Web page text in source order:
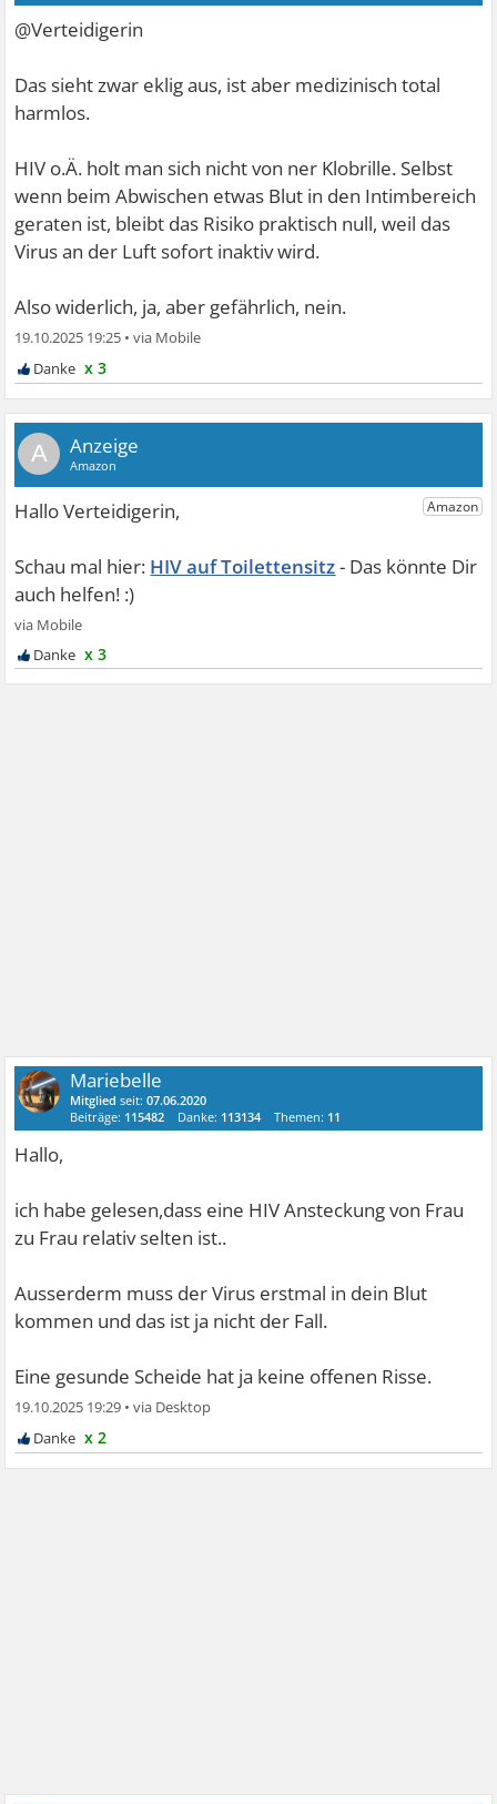
@Verteidigerin
Das sieht zwar eklig aus, ist aber medizinisch total
harmlos.
HIV o.Ä. holt man sich nicht von ner Klobrille. Selbst
wenn beim Abwischen etwas Blut in den Intimbereich
geraten ist, bleibt das Risiko praktisch null, weil das
Virus an der Luft sofort inaktiv wird.
Also widerlich, ja, aber gefährlich, nein.
19.10.2025 19:25 •
x 3
A
HIV auf Toilettensitz
x 3
Mariebelle
Mitglied seit:07.06.2020
Beiträge: 115482 Danke: 113134 Themen: 11
Hallo,
ich habe gelesen,dass eine HIV Ansteckung von Frau
zu Frau relativ selten ist..
Ausserderm muss der Virus erstmal in dein Blut
kommen und das ist ja nicht der Fall.
Eine gesunde Scheide hat ja keine offenen Risse.
19.10.2025 19:29 •
x 2